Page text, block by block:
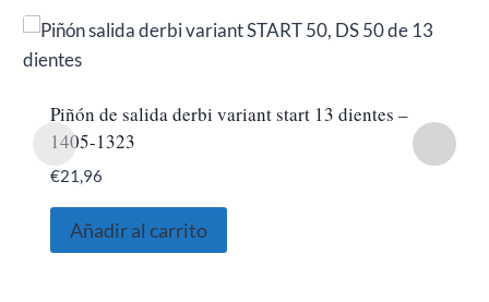
Piñón de salida derbi variant start 13 dientes –
1405-1323
€21,96
Añadir al carrito